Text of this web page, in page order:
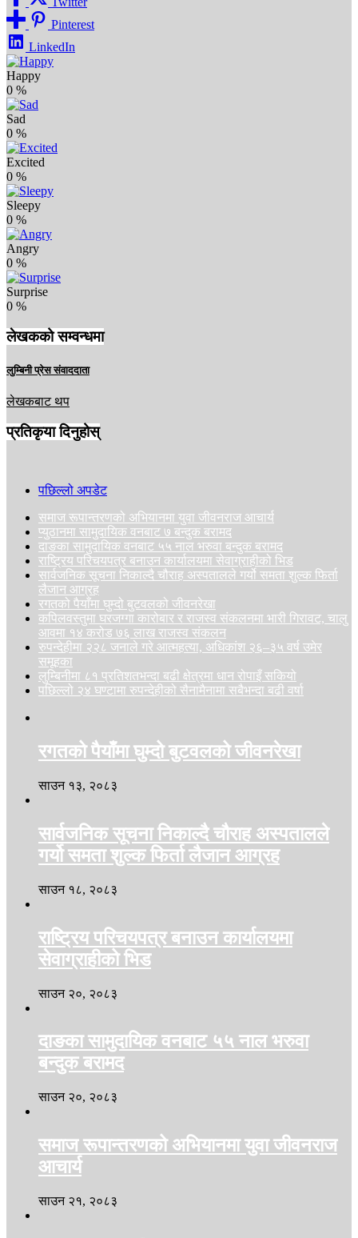
Pinterest
LinkedIn
Happy
0 %
Sad
0 %
Excited
0 %
Sleepy
0 %
Angry
0 %
Surprise
0 %
लेखकको सम्वन्धमा
लुम्बिनी प्रेस संवाददाता
लेखकबाट थप
प्रतिकृया दिनुहोस्
पछिल्लो अपडेट
समाज रूपान्तरणको अभियानमा युवा जीवनराज आचार्य
प्युठानमा सामुदायिक वनबाट ७ बन्दुक बरामद
दाङका सामुदायिक वनबाट ५५ नाल भरुवा बन्दुक बरामद
राष्ट्रिय परिचयपत्र बनाउन कार्यालयमा सेवाग्राहीको भिड
सार्वजनिक सूचना निकाल्दै चौराह अस्पतालले गर्यो समता शुल्क फिर्ता
लैजान आग्रह
रगतको पैयाँमा घुम्दो बुटवलको जीवनरेखा
कपिलवस्तुमा घरजग्गा कारोबार र राजस्व संकलनमा भारी गिरावट, चालु
आवमा १४ करोड ७६ लाख राजस्व संकलन
रुपन्देहीमा २२८ जनाले गरे आत्महत्या, अधिकांश २६–३५ वर्ष उमेर
समूहका
लुम्बिनीमा ८१ प्रतिशतभन्दा बढी क्षेत्रमा धान रोपाइँ सकियो
पछिल्लो २४ घण्टामा रुपन्देहीको सैनामैनामा सबैभन्दा बढी वर्षा
रगतको पैयाँमा घुम्दो बुटवलको जीवनरेखा
साउन १३, २०८३
सार्वजनिक सूचना निकाल्दै चौराह अस्पतालले
गर्यो समता शुल्क फिर्ता लैजान आग्रह
साउन १८, २०८३
राष्ट्रिय परिचयपत्र बनाउन कार्यालयमा
सेवाग्राहीको भिड
साउन २०, २०८३
दाङका सामुदायिक वनबाट ५५ नाल भरुवा
बन्दुक बरामद
साउन २०, २०८३
समाज रूपान्तरणको अभियानमा युवा जीवनराज
आचार्य
साउन २१, २०८३